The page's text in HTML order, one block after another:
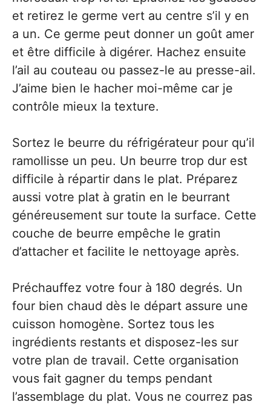
et retirez le germe vert au centre s’il y en
a un. Ce germe peut donner un goût amer
et être difficile à digérer. Hachez ensuite
l’ail au couteau ou passez-le au presse-ail.
J’aime bien le hacher moi-même car je
contrôle mieux la texture.
Sortez le beurre du réfrigérateur pour qu’il
ramollisse un peu. Un beurre trop dur est
difficile à répartir dans le plat. Préparez
aussi votre plat à gratin en le beurrant
généreusement sur toute la surface. Cette
couche de beurre empêche le gratin
d’attacher et facilite le nettoyage après.
Préchauffez votre four à 180 degrés. Un
four bien chaud dès le départ assure une
cuisson homogène. Sortez tous les
ingrédients restants et disposez-les sur
votre plan de travail. Cette organisation
vous fait gagner du temps pendant
l’assemblage du plat. Vous ne courrez pas